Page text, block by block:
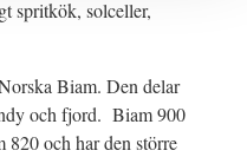
spritkök, solceller,
Biam. Den delar
och fjord. Biam 900
820 och har den större